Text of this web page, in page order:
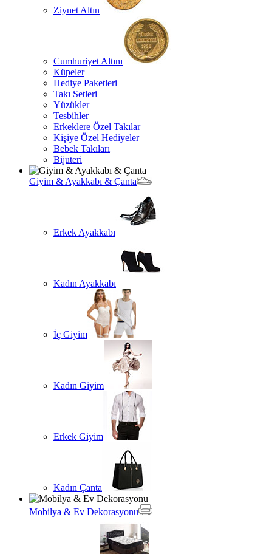
Ziynet Altın
Cumhuriyet Altını
Küpeler
Hediye Paketleri
Takı Setleri
Yüzükler
Tesbihler
Erkeklere Özel Takılar
Kişiye Özel Hediyeler
Bebek Takıları
Bijuteri
Giyim & Ayakkabı & Çanta
Erkek Ayakkabı
Kadın Ayakkabı
İç Giyim
Kadın Giyim
Erkek Giyim
Kadın Çanta
Mobilya & Ev Dekorasyonu